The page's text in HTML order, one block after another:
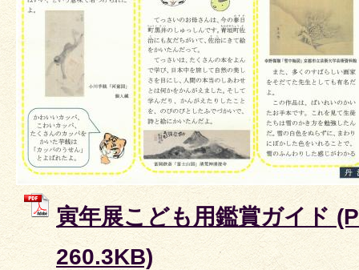
寅年展こども用鑑賞ガイド
260.3KB)